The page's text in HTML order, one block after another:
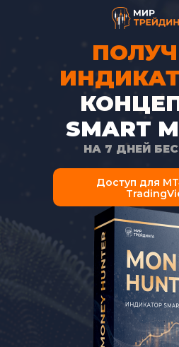
SMART
НА 7 ДНЕЙ
Доступ для